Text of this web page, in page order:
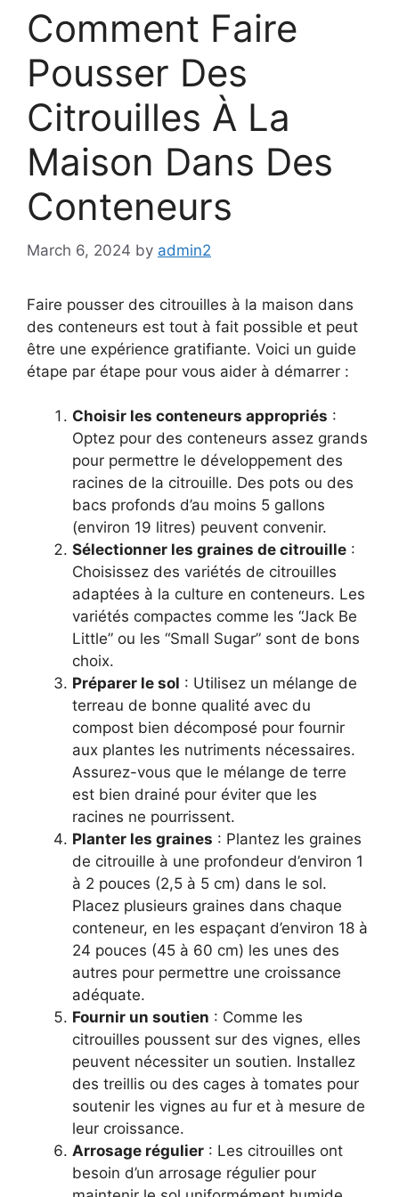
Comment Faire
Pousser Des
Citrouilles À La
Maison Dans Des
Conteneurs
March 6, 2024 by admin2
Faire pousser des citrouilles à la maison dans
des conteneurs est tout à fait possible et peut
être une expérience gratifiante. Voici un guide
étape par étape pour vous aider à démarrer :
Choisir les conteneurs appropriés :
Optez pour des conteneurs assez grands
pour permettre le développement des
racines de la citrouille. Des pots ou des
bacs profonds d’au moins 5 gallons
(environ 19 litres) peuvent convenir.
Sélectionner les graines de citrouille :
Choisissez des variétés de citrouilles
adaptées à la culture en conteneurs. Les
variétés compactes comme les “Jack Be
Little” ou les “Small Sugar” sont de bons
choix.
Préparer le sol : Utilisez un mélange de
terreau de bonne qualité avec du
compost bien décomposé pour fournir
aux plantes les nutriments nécessaires.
Assurez-vous que le mélange de terre
est bien drainé pour éviter que les
racines ne pourrissent.
Planter les graines : Plantez les graines
de citrouille à une profondeur d’environ 1
à 2 pouces (2,5 à 5 cm) dans le sol.
Placez plusieurs graines dans chaque
conteneur, en les espaçant d’environ 18 à
24 pouces (45 à 60 cm) les unes des
autres pour permettre une croissance
adéquate.
Fournir un soutien : Comme les
citrouilles poussent sur des vignes, elles
peuvent nécessiter un soutien. Installez
des treillis ou des cages à tomates pour
soutenir les vignes au fur et à mesure de
leur croissance.
Arrosage régulier : Les citrouilles ont
besoin d’un arrosage régulier pour